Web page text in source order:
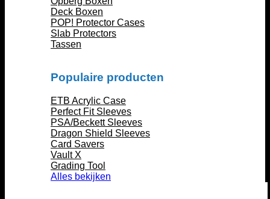
Deck Boxen
POP! Protector Cases
Slab Protectors
Tassen
Populaire producten
ETB Acrylic Case
Perfect Fit Sleeves
PSA/Beckett Sleeves
Dragon Shield Sleeves
Card Savers
Vault X
Grading Tool
Alles bekijken